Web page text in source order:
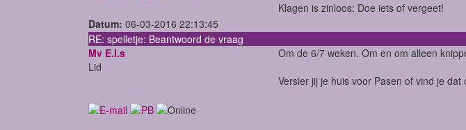
Klagen is zinloos; Doe iets of vergeet!
Datum: 06-03-2016 22:13:45
RE: spelletje: Beantwoord de vraag
Mv E.l.s
Lid
Om de 6/7 weken. Om en om alleen
Versier jij je huis voor Pasen of vind je dat